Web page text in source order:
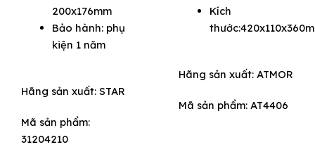
1.188.000₫.
200x176mm
Bảo hành: phụ
kiện 1 năm
Hãng sản xuất: STAR
Mã sản phẩm:
31204210
Kích
Hãng sản xuất: ATMOR
Mã sản phẩm: AT4406